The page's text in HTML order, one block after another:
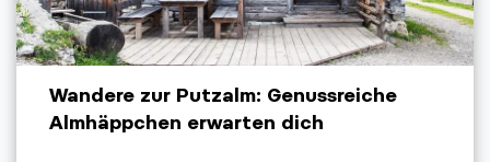
Wandere zur Putzalm: Genussreiche
Almhäppchen erwarten dich